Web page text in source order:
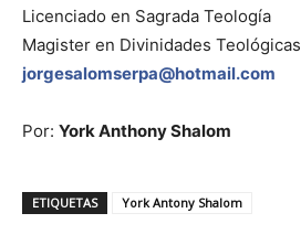
Licenciado en Sagrada Teología
Magister en Divinidades Teológicas
jorgesalomserpa@hotmail.com
Por: York Anthony Shalom
ETIQUETAS York Antony Shalom